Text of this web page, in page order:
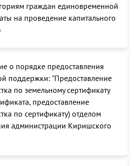
граждан единовременной
на проведение капитального
о порядке предоставления
поддержки: "Предоставление
по земельному сертификату
предоставление
по сертификату) отделом
администрации Киришского